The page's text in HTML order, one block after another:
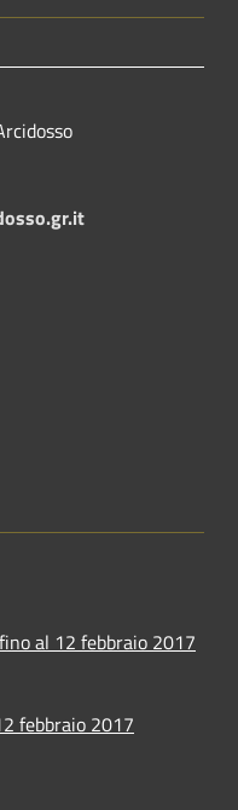
al 12 febbraio 2017
febbraio 2017